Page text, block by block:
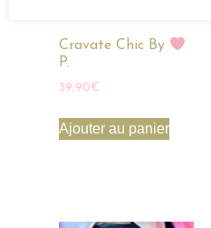
Cravate Chic By
P.
39,90€
Ajouter au panier